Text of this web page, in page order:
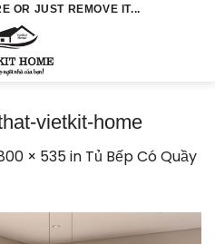
OR JUST REMOVE IT...
vietkit-home
× 535in Tủ Bếp Có Quầy